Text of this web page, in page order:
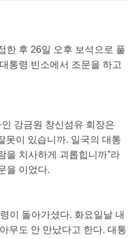
한 후 26일 오후 보석으로 풀
통령 빈소에서 조문을 하고
강금원 창신섬유 회장은
못이 있습니까. 일국의 대통
을 치사하게 괴롭힙니까”라
을 이었다.
이 돌아가셨다. 화요일날 내
무도 안 만났다고 한다. 대통